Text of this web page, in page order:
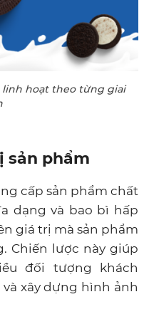
linh hoạt theo từng giai
sản phẩm
cấp sản phẩm chất
dạng và bao bì hấp
giá trị mà sản phẩm
Chiến lược này giúp
đối tượng khách
xây dựng hình ảnh